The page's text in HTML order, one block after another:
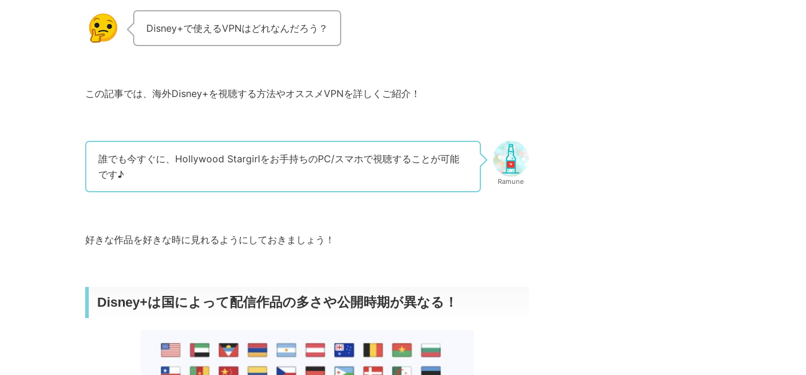
Disney+で使えるVPNはどれなんだろう？
この記事では、海外Disney+を視聴する方法やオススメVPNを詳しくご紹介！
誰でも今すぐに、Hollywood Stargirlをお手持ちのPC/スマホで視聴することが可能
です♪
Ramune
好きな作品を好きな時に見れるようにしておきましょう！
Disney+は国によって配信作品の多さや公開時期が異なる！